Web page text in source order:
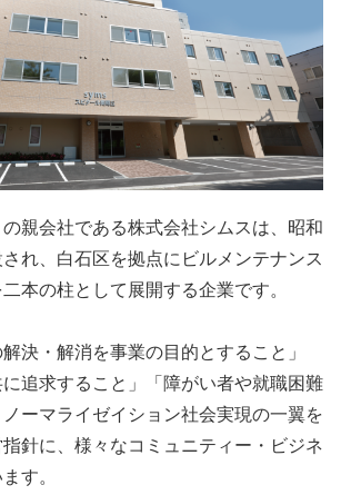
親会社である株式会社シムスは、昭和
れ、白石区を拠点にビルメンテナンス
本の柱として展開する企業です。
決・解消を事業の目的とすること」
に追求すること」「障がい者や就職困難
ーマライゼイション社会実現の一翼を
針に、様々なコミュニティー・ビジネ
す。